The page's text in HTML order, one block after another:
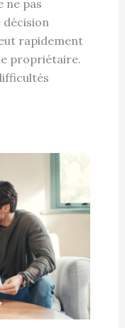
ne pas
rapidement
propriétaire.